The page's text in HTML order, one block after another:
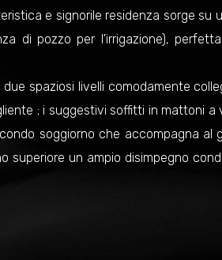
e signorile residenza sorge
di pozzo per l'irrigazione),
due spaziosi livelli comodamente
; i suggestivi soffitti in mattoni
soggiorno che accompagna
superiore un ampio disimpegno